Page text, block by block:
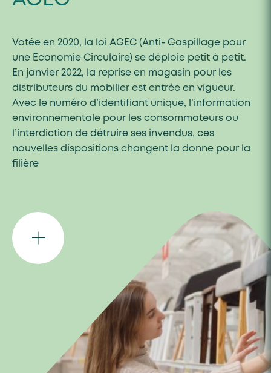
Votée en 2020, la loi AGEC (Anti- Gaspillage pour
une Economie Circulaire) se déploie petit à petit.
En janvier 2022, la reprise en magasin pour les
distributeurs du mobilier est entrée en vigueur.
Avec le numéro d’identifiant unique, l’information
environnementale pour les consommateurs ou
l’interdiction de détruire ses invendus, ces
nouvelles dispositions changent la donne pour la
filière